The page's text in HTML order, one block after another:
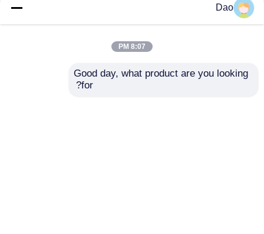
كاميرا فحص العمود
التلسكوبي لنظام فحص
الصرف مياه العواصف
Dao
8:07 PM
Good day, what product are you looking
for?